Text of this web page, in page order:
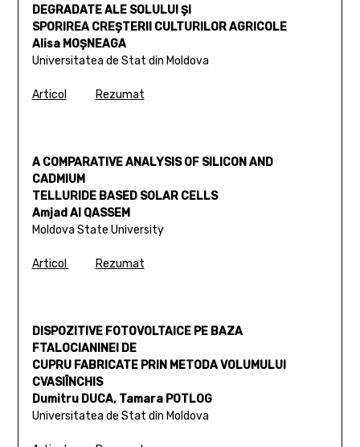
DEGRADATE ALE SOLULUI ŞI
SPORIREA CREŞTERII CULTURILOR AGRICOLE
Alisa MOŞNEAGA
Universitatea de Stat din Moldova
Articol Rezumat
A COMPARATIVE ANALYSIS OF SILICON AND
CADMIUM
TELLURIDE BASED SOLAR CELLS
Amjad Al QASSEM
Moldova State University
Articol Rezumat
DISPOZITIVE FOTOVOLTAICE PE BAZA
FTALOCIANINEI DE
CUPRU FABRICATE PRIN METODA VOLUMULUI
CVASIÎNCHIS
Dumitru DUCA, Tamara POTLOG
Universitatea de Stat din Moldova